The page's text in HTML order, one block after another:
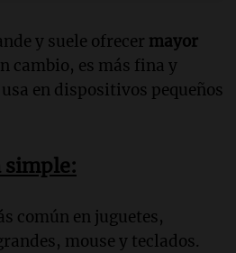
y suele ofrecer mayor
cambio, es más fina y
en dispositivos pequeños
simple:
común en juguetes,
mouse y teclados.